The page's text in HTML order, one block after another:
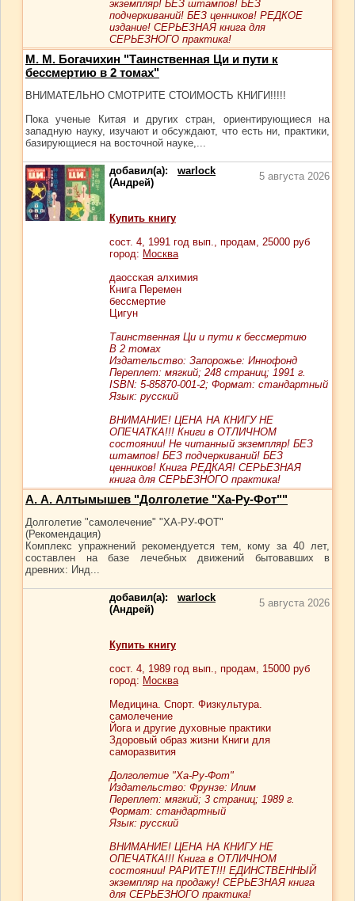
экземпляр! БЕЗ штампов! БЕЗ
подчеркиваний! БЕЗ ценников! РЕДКОЕ
издание! СЕРЬЕЗНАЯ книга для
СЕРЬЕЗНОГО практика!
М. М. Богачихин "Таинственная Ци и пути к
бессмертию в 2 томах"
ВНИМАТЕЛЬНО СМОТРИТЕ СТОИМОСТЬ КНИГИ!!!!!
Пока ученые Китая и других стран, ориентирующиеся на
западную науку, изучают и обсуждают, что есть ни, практики,
базирующиеся на восточной науке,...
добавил(а): warlock
(Андрей)
5 августа 2026
Купить книгу
сост. 4, 1991 год вып., продам, 25000 руб
город: Москва
даосская алхимия
Книга Перемен
бессмертие
Цигун
Таинственная Ци и пути к бессмертию
В 2 томах
Издательство: Запорожье: Иннофонд
Переплет: мягкий; 248 страниц; 1991 г.
ISBN: 5-85870-001-2; Формат: стандартный
Язык: русский
ВНИМАНИЕ! ЦЕНА НА КНИГУ НЕ
ОПЕЧАТКА!!! Книги в ОТЛИЧНОМ
состоянии! Не читанный экземпляр! БЕЗ
штампов! БЕЗ подчеркиваний! БЕЗ
ценников! Книга РЕДКАЯ! СЕРЬЕЗНАЯ
книга для СЕРЬЕЗНОГО практика!
А. А. Алтымышев "Долголетие "Ха-Ру-Фот""
Долголетие "самолечение" "ХА-РУ-ФОТ"
(Рекомендация)
Комплекс упражнений рекомендуется тем, кому за 40 лет,
составлен на базе лечебных движений бытовавших в
древних: Инд...
добавил(а): warlock
(Андрей)
5 августа 2026
Купить книгу
сост. 4, 1989 год вып., продам, 15000 руб
город: Москва
Медицина. Спорт. Физкультура.
самолечение
Йога и другие духовные практики
Здоровый образ жизни Книги для
саморазвития
Долголетие "Ха-Ру-Фот"
Издательство: Фрунзе: Илим
Переплет: мягкий; 3 страниц; 1989 г.
Формат: стандартный
Язык: русский
ВНИМАНИЕ! ЦЕНА НА КНИГУ НЕ
ОПЕЧАТКА!!! Книга в ОТЛИЧНОМ
состоянии! РАРИТЕТ!!! ЕДИНСТВЕННЫЙ
экземпляр на продажу! СЕРЬЕЗНАЯ книга
для СЕРЬЕЗНОГО практика!